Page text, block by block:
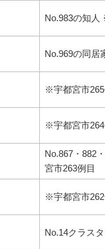
No.983の知人
No.969の同居
※宇都宮市265
※宇都宮市264
No.867・882
宮市263例目
※宇都宮市262
No.14クラス